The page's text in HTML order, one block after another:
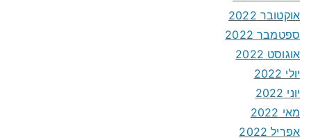
אוקטובר 2022
ספטמבר 2022
אוגוסט 2022
יולי 2022
יוני 2022
מאי 2022
אפריל 2022